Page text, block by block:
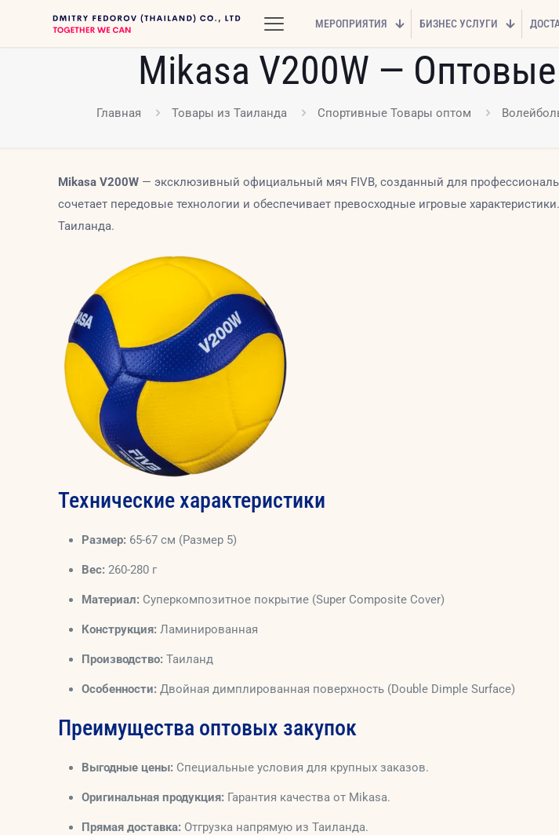
МЕРОПРИЯТИЯ БИЗНЕС УСЛУГИ
Mikasa V200W —
Главная Товары из Таиланда Спортивные Товары оптом
Mikasa V200W — эксклюзивный официальный мяч FIVB, созданный для
сочетает передовые технологии и обеспечивает превосходные игровые
Таиланда.
Технические характеристики
Размер: 65-67 см (Размер 5)
Вес: 260-280 г
Материал: Суперкомпозитное покрытие (Super Composite Cover)
Конструкция: Ламинированная
Производство: Таиланд
Особенности: Двойная димплированная поверхность (Double Dimple Surface)
Преимущества оптовых закупок
Выгодные цены: Специальные условия для крупных заказов.
Оригинальная продукция: Гарантия качества от Mikasa.
Прямая доставка: Отгрузка напрямую из Таиланда.